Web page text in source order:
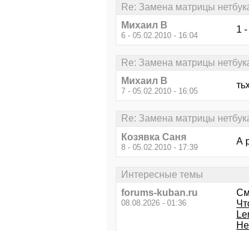
Re: Замена матрицы
Михаил В
6 - 05.02.2010 - 16:04
1
Re: Замена матрицы
Михаил В
7 - 05.02.2010 - 16:05
Re: Замена матрицы
Козявка Саня
8 - 05.02.2010 - 17:39
А
Интересные темы
forums-kuban.ru
08.08.2026 - 01:36